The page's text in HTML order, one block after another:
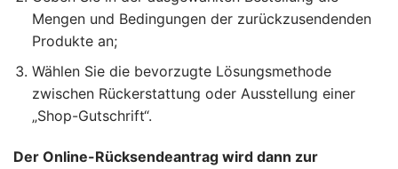
Mengen und Bedingungen der zurückzusendenden
Produkte an;
Wählen Sie die bevorzugte Lösungsmethode
zwischen Rückerstattung oder Ausstellung einer
„Shop-Gutschrift“.
Der Online-Rücksendeantrag wird dann zur